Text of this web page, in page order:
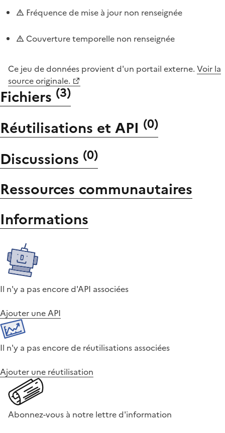
Fréquence de mise à jour non renseignée
Couverture temporelle non renseignée
Ce jeu de données provient d'un portail externe. Voir la
source originale.
Fichiers (3)
Réutilisations et API (0)
Discussions (0)
Ressources communautaires
Informations
Il n'y a pas encore d'API associées
Ajouter une API
Il n'y a pas encore de réutilisations associées
Ajouter une réutilisation
Abonnez-vous à notre lettre d'information